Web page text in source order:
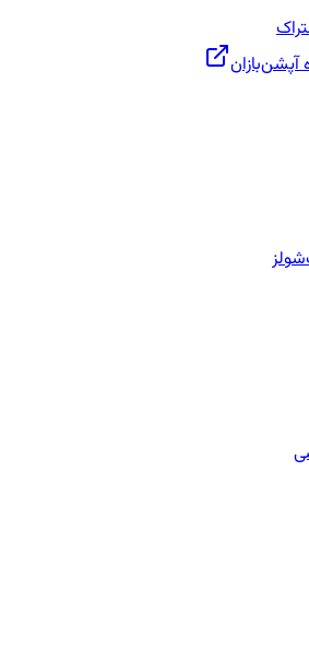
آپشن‌بازان